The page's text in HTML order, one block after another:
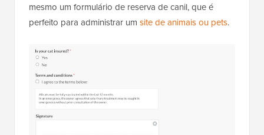
mesmo um formulário de reserva de canil, que é
perfeito para administrar um site de animais ou pets.